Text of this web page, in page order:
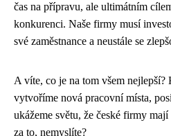
čas na přípravu, ale ultimátním
konkurenci. Naše firmy musí
své zaměstnance a neustále se
A víte, co je na tom všem nejlepší?
vytvoříme nová pracovní místa,
ukážeme světu, že české firmy
za to, nemyslíte?